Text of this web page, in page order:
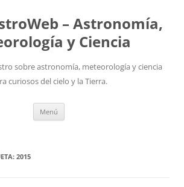
– Astronomía,
y Ciencia
sobre astronomía, meteorología y ciencia
curiosos del cielo y la Tierra.
Menú
2015